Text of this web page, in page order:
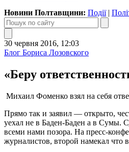
Новини Полтавщини: Події|
30 червня 2016, 12:03
Блог Бориса Лозовского
«Беру
Михаил Фоменко взял на себя
Прямо так и заявил — открыто,
уехал не в Баден-Баден а в Сумы.
всеми нами позора. На пресс-
журналистов, второй намекал что